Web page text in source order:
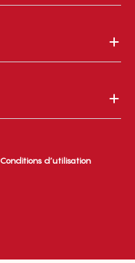
Conditions d’utilisation